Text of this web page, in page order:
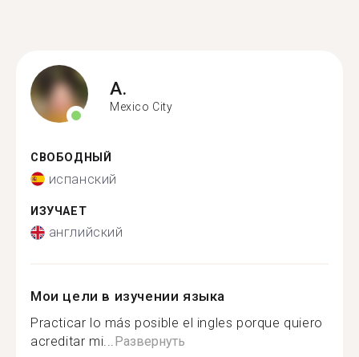
A.
Mexico City
СВОБОДНЫЙ
испанский
ИЗУЧАЕТ
английский
Мои цели в изучении языка
Practicar lo más posible el ingles porque quiero
acreditar mi...Развернуть